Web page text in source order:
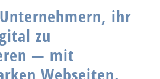
ihr
zu
— mit
Webseiten.